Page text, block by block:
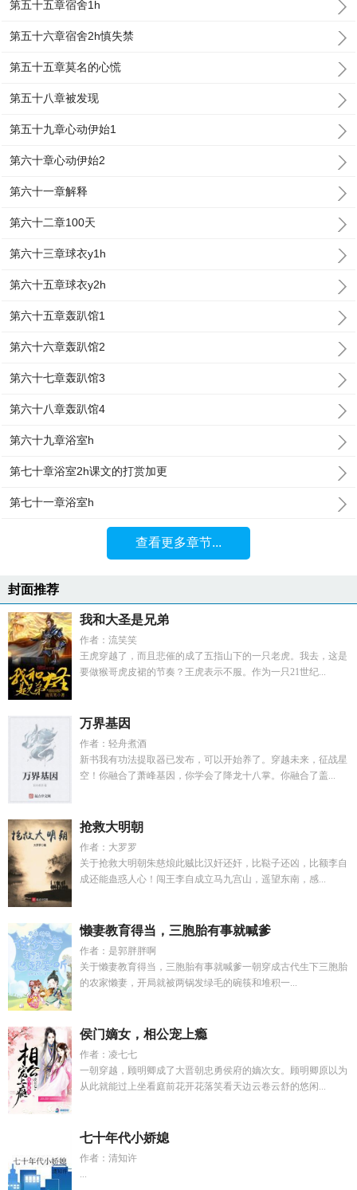
第五十五章宿舍1h
第五十六章宿舍2h慎失禁
第五十五章莫名的心慌
第五十八章被发现
第五十九章心动伊始1
第六十章心动伊始2
第六十一章解释
第六十二章100天
第六十三章球衣y1h
第六十五章球衣y2h
第六十五章轰趴馆1
第六十六章轰趴馆2
第六十七章轰趴馆3
第六十八章轰趴馆4
第六十九章浴室h
第七十章浴室2h课文的打赏加更
第七十一章浴室h
查看更多章节...
封面推荐
我和大圣是兄弟
作者：流笑笑
王虎穿越了，而且悲催的成了五指山下的一只老虎。我去，这是
要做猴哥虎皮裙的节奏？王虎表示不服。作为一只21世纪...
万界基因
作者：轻舟煮酒
新书我有功法提取器已发布，可以开始养了。穿越未来，征战星
空！你融合了萧峰基因，你学会了降龙十八掌。你融合了盖...
抢救大明朝
作者：大罗罗
关于抢救大明朝朱慈烺此贼比汉奸还奸，比鞑子还凶，比额李自
成还能蛊惑人心！闯王李自成立马九宫山，遥望东南，感...
懒妻教育得当，三胞胎有事就喊爹
作者：是郭胖胖啊
关于懒妻教育得当，三胞胎有事就喊爹一朝穿成古代生下三胞胎
的农家懒妻，开局就被两锅发绿毛的碗筷和堆积一...
侯门嫡女，相公宠上瘾
作者：凌七七
一朝穿越，顾明卿成了大晋朝忠勇侯府的嫡次女。顾明卿原以为
从此就能过上坐看庭前花开花落笑看天边云卷云舒的悠闲...
七十年代小娇媳
作者：清知许
...